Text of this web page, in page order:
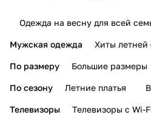
Одежда на весну для всей
Мужская одежда Хиты летней
По размеру Большие размеры
По сезону Летние платья
Телевизоры Телевизоры с Wi-